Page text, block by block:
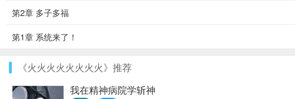
第2章 多子多福
第1章 系统来了！
《火火火火火火火火》推荐
我在精神病院学斩神